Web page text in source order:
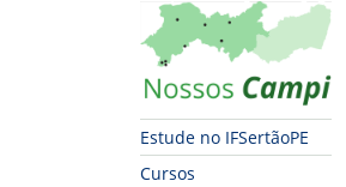
Início da navegação
Mapa Campi
Estude no IFSertãoPE
Cursos